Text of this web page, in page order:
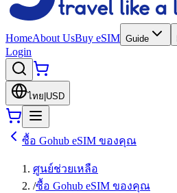
HomeAbout UsBuy eSIM Guide
Login
ไทย USD
ซื้อ Gohub eSIM ของคุณ
ศูนย์ช่วยเหลือ
/ซื้อ Gohub eSIM ของคุณ